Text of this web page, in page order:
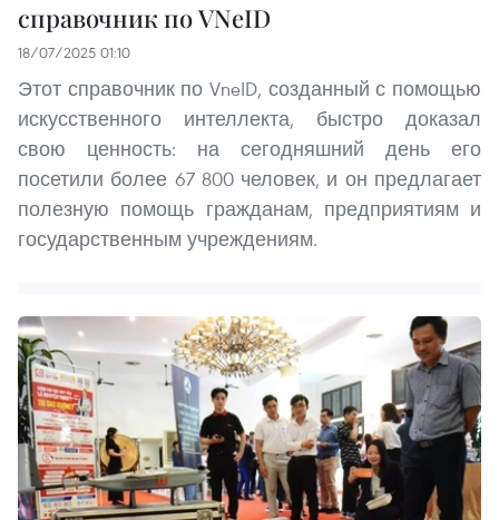
справочник по VNeID
18/07/2025 01:10
Этот справочник по VneID, созданный с помощью
искусственного интеллекта, быстро доказал
свою ценность: на сегодняшний день его
посетили более 67 800 человек, и он предлагает
полезную помощь гражданам, предприятиям и
государственным учреждениям.